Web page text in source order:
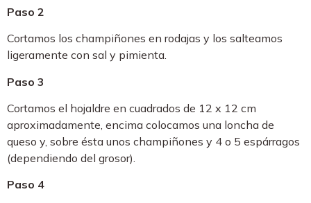
Paso 2
Cortamos los champiñones en rodajas y los salteamos
ligeramente con sal y pimienta.
Paso 3
Cortamos el hojaldre en cuadrados de 12 x 12 cm
aproximadamente, encima colocamos una loncha de
queso y, sobre ésta unos champiñones y 4 o 5 espárragos
(dependiendo del grosor).
Paso 4